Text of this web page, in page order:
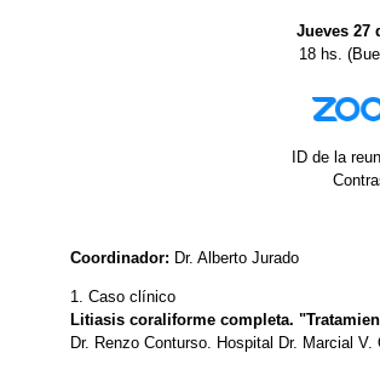
Jueves 27
18 hs.
ID de la
Coordinador: Dr. Alberto Jurado
1. Caso clínico
Litiasis coraliforme completa.
Dr. Renzo Conturso. Hospital Dr. Marcial V.